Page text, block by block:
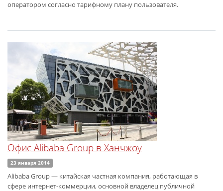
оператором согласно тарифному плану пользователя.
Офис Alibaba Group в Ханчжоу
23 января 2014
Alibaba Group — китайская частная компания, работающая в
сфере интернет-коммерции, основной владелец публичной